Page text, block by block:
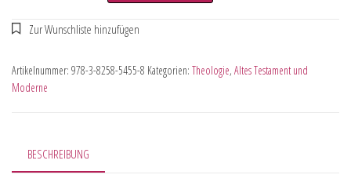
Artikelnummer: 978-3-8258-5455-8 Kategorien: Theologie, Altes Testament und
Moderne
BESCHREIBUNG